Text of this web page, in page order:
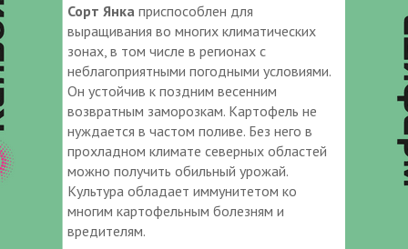
Сорт Янка приспособлен для
выращивания во многих климатических
зонах, в том числе в регионах с
неблагоприятными погодными условиями.
Он устойчив к поздним весенним
возвратным заморозкам. Картофель не
нуждается в частом поливе. Без него в
прохладном климате северных областей
можно получить обильный урожай.
Культура обладает иммунитетом ко
многим картофельным болезням и
вредителям.